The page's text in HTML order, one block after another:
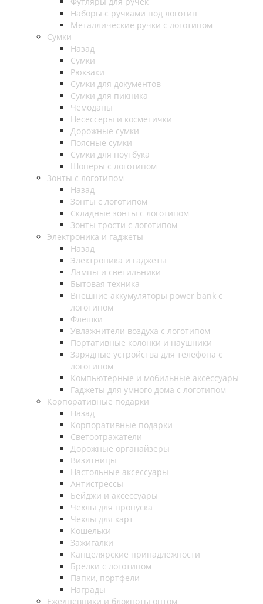
Наборы с ручками под логотип
Металлические ручки с логотипом
Сумки
Назад
Сумки
Рюкзаки
Сумки для документов
Сумки для пикника
Чемоданы
Несессеры и косметички
Дорожные сумки
Поясные сумки
Сумки для ноутбука
Шоперы с логотипом
Зонты с логотипом
Назад
Зонты с логотипом
Складные зонты с логотипом
Зонты трости с логотипом
Электроника и гаджеты
Назад
Электроника и гаджеты
Лампы и светильники
Бытовая техника
Внешние аккумуляторы power bank с
логотипом
Флешки
Увлажнители воздуха с логотипом
Портативные колонки и наушники
Зарядные устройства для телефона с
логотипом
Компьютерные и мобильные аксессуары
Гаджеты для умного дома с логотипом
Корпоративные подарки
Назад
Корпоративные подарки
Светоотражатели
Дорожные органайзеры
Визитницы
Настольные аксессуары
Антистрессы
Бейджи и аксессуары
Чехлы для пропуска
Чехлы для карт
Кошельки
Зажигалки
Канцелярские принадлежности
Брелки с логотипом
Папки, портфели
Награды
Ежедневники и блокноты оптом